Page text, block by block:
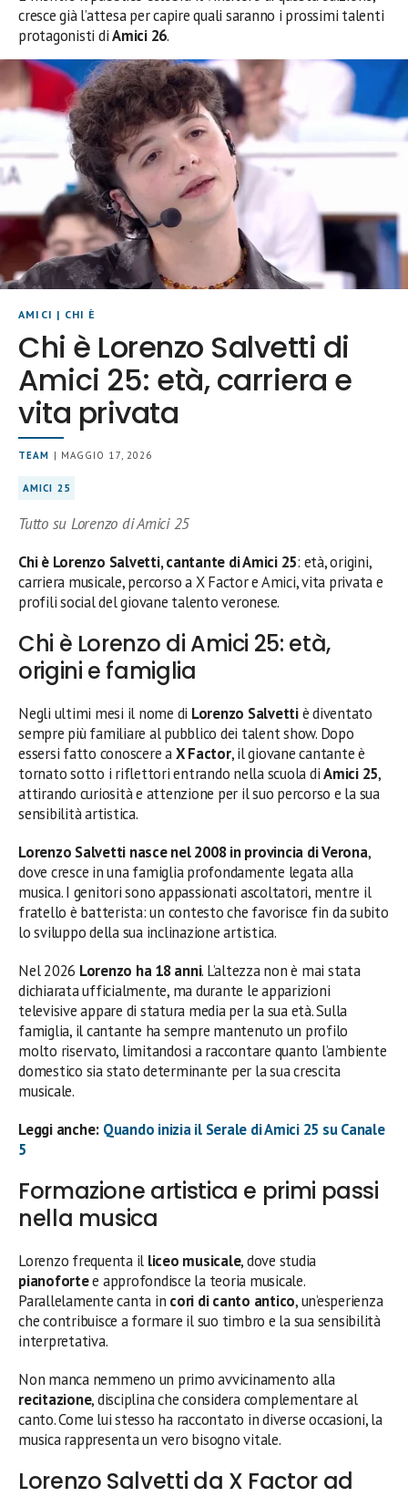
cresce già l’attesa per capire quali saranno i prossimi talenti
protagonisti diAmici 26.
AMICI | CHI È
Chi è Lorenzo Salvetti di
Amici 25: età, carriera e
vita privata
TEAM | MAGGIO 17, 2026
AMICI 25
Tutto su Lorenzo di Amici 25
Chi è Lorenzo Salvetti, cantante di Amici 25: età, origini,
carriera musicale, percorso a X Factor e Amici, vita privata e
profili social del giovane talento veronese.
Chi è Lorenzo di Amici 25: età,
origini e famiglia
Negli ultimi mesi il nome di Lorenzo Salvettiè diventato
sempre più familiare al pubblico dei talent show. Dopo
essersi fatto conoscere aX Factor, il giovane cantante è
tornato sotto i riflettori entrando nella scuola diAmici 25,
attirando curiosità e attenzione per il suo percorso e la sua
sensibilità artistica.
Lorenzo Salvetti nasce nel 2008 in provincia di Verona,
dove cresce in una famiglia profondamente legata alla
musica. I genitori sono appassionati ascoltatori, mentre il
fratello è batterista: un contesto che favorisce fin da subito
lo sviluppo della sua inclinazione artistica.
Nel 2026 Lorenzo ha 18 anni. L’altezza non è mai stata
dichiarata ufficialmente, ma durante le apparizioni
televisive appare di statura media per la sua età. Sulla
famiglia, il cantante ha sempre mantenuto un profilo
molto riservato, limitandosi a raccontare quanto l’ambiente
domestico sia stato determinante per la sua crescita
musicale.
Leggi anche: Quando inizia il Serale di Amici 25 su Canale
5
Formazione artistica e primi passi
nella musica
Lorenzo frequenta il liceo musicale, dove studia
pianofortee approfondisce la teoria musicale.
Parallelamente canta in cori di canto antico, un’esperienza
che contribuisce a formare il suo timbro e la sua sensibilità
interpretativa.
Non manca nemmeno un primo avvicinamento alla
recitazione, disciplina che considera complementare al
canto. Come lui stesso ha raccontato in diverse occasioni, la
musica rappresenta un vero bisogno vitale.
Lorenzo Salvetti da X Factor ad